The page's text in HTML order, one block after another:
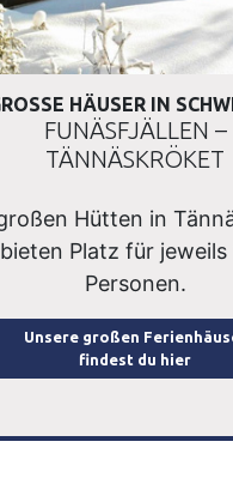
HÄUSER IN
FUNÄSFJÄLLEN –
TÄNNÄSKRÖKET
Hütten in
bieten Platz für jeweils
Personen.
Unsere großen
findest du hier